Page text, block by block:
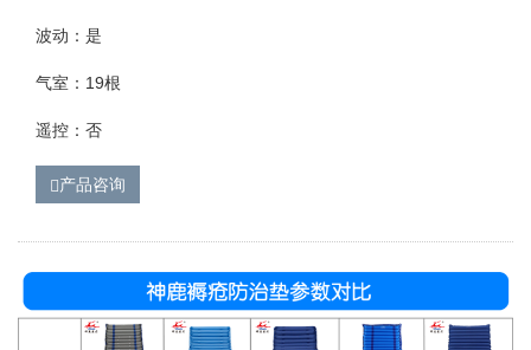
波动：是
气室：19根
遥控：否
产品咨询